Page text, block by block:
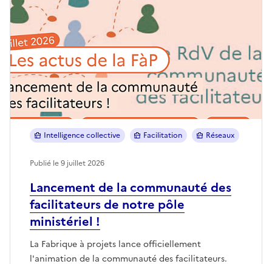
Lancement de la communauté des
facilitateurs de notre pôle
ministériel !
La Fabrique à projets lance officiellement
l'animation de la communauté des facilitateurs.
Intelligence collective Facilitation Réseaux
Publié le 9 juillet 2026